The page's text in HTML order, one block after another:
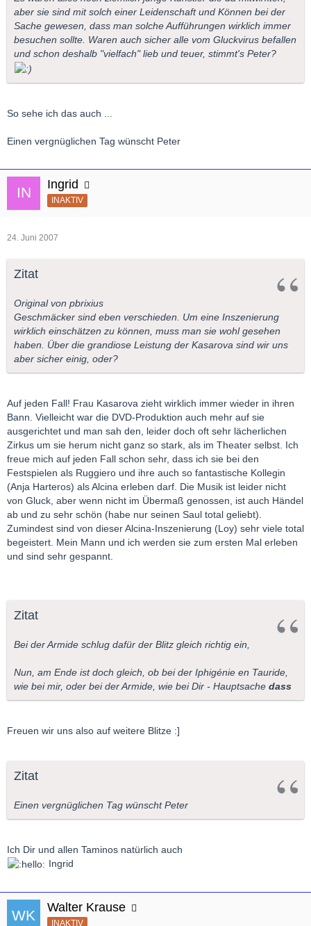
aber sie sind mit solch einer Leidenschaft und Können bei der
Sache gewesen, dass man solche Aufführungen wirklich immer
besuchen sollte. Waren auch sicher alle vom Gluckvirus befallen
und schon deshalb "vielfach" lieb und teuer, stimmt's Peter?
So sehe ich das auch ...
Einen vergnüglichen Tag wünscht Peter
Ingrid
INAKTIV
24. Juni 2007
Zitat
Original von pbrixius
Geschmäcker sind eben verschieden. Um eine Inszenierung
wirklich einschätzen zu können, muss man sie wohl gesehen
haben. Über die grandiose Leistung der Kasarova sind wir uns
aber sicher einig, oder?
Auf jeden Fall! Frau Kasarova zieht wirklich immer wieder in ihren
Bann. Vielleicht war die DVD-Produktion auch mehr auf sie
ausgerichtet und man sah den, leider doch oft sehr lächerlichen
Zirkus um sie herum nicht ganz so stark, als im Theater selbst. Ich
freue mich auf jeden Fall schon sehr, dass ich sie bei den
Festspielen als Ruggiero und ihre auch so fantastische Kollegin
(Anja Harteros) als Alcina erleben darf. Die Musik ist leider nicht
von Gluck, aber wenn nicht im Übermaß genossen, ist auch Händel
ab und zu sehr schön (habe nur seinen Saul total geliebt).
Zumindest sind von dieser Alcina-Inszenierung (Loy) sehr viele total
begeistert. Mein Mann und ich werden sie zum ersten Mal erleben
und sind sehr gespannt.
Zitat
Bei der Armide schlug dafür der Blitz gleich richtig ein,
Nun, am Ende ist doch gleich, ob bei der Iphigénie en Tauride,
wie bei mir, oder bei der Armide, wie bei Dir - Hauptsache dass
Freuen wir uns also auf weitere Blitze :]
Zitat
Einen vergnüglichen Tag wünscht Peter
Ich Dir und allen Taminos natürlich auch
Ingrid
Walter Krause
INAKTIV